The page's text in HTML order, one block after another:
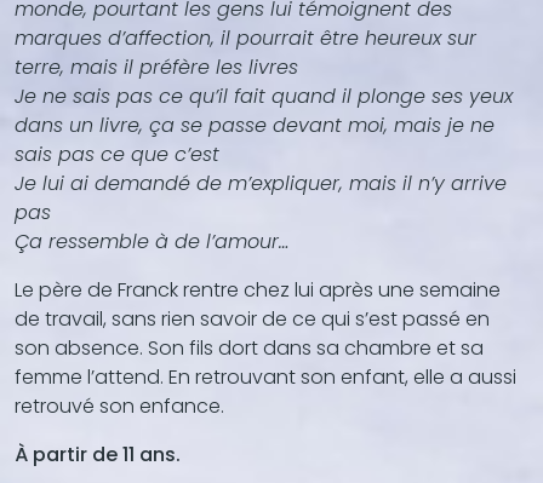
monde, pourtant les gens lui témoignent des
marques d’affection, il pourrait être heureux sur
terre, mais il préfère les livres
Je ne sais pas ce qu’il fait quand il plonge ses yeux
dans un livre, ça se passe devant moi, mais je ne
sais pas ce que c’est
Je lui ai demandé de m’expliquer, mais il n’y arrive
pas
Ça ressemble à de l’amour…
Le père de Franck rentre chez lui après une semaine
de travail, sans rien savoir de ce qui s’est passé en
son absence. Son fils dort dans sa chambre et sa
femme l’attend. En retrouvant son enfant, elle a aussi
retrouvé son enfance.
À partir de 11 ans.